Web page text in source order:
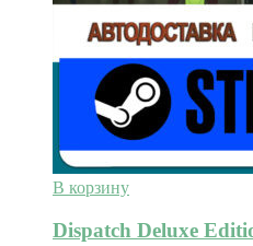
В корзину
Dispatch Deluxe